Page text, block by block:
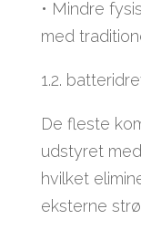
• Mindre
med
1.2.
De fleste
udstyret
hvilket
eksterne